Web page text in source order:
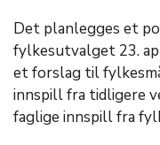
Det planlegges et
fylkesutvalget 23.
et forslag til
innspill fra tidligere
faglige innspill fra